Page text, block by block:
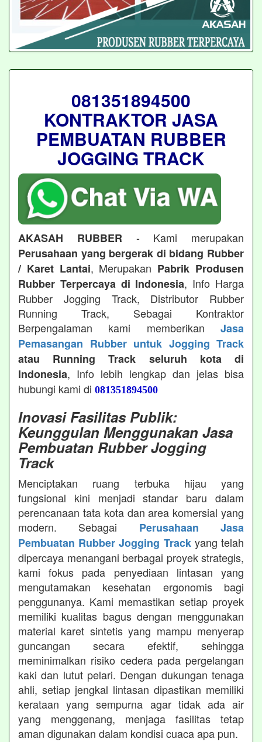
081351894500
KONTRAKTOR JASA
PEMBUATAN RUBBER
JOGGING TRACK
AKASAH RUBBER - Kami merupakan
Perusahaan yang bergerak di bidang Rubber
/ Karet Lantai, Merupakan Pabrik Produsen
Rubber Terpercaya di Indonesia, Info Harga
Rubber Jogging Track, Distributor Rubber
Running Track, Sebagai Kontraktor
Berpengalaman kami memberikan Jasa
Pemasangan Rubber untuk Jogging Track
atau Running Track seluruh kota di
Indonesia, Info lebih lengkap dan jelas bisa
hubungi kami di 081351894500
Inovasi Fasilitas Publik:
Keunggulan Menggunakan Jasa
Pembuatan Rubber Jogging
Track
Menciptakan ruang terbuka hijau yang
fungsional kini menjadi standar baru dalam
perencanaan tata kota dan area komersial yang
modern. Sebagai Perusahaan Jasa
Pembuatan Rubber Jogging Trackyang telah
dipercaya menangani berbagai proyek strategis,
kami fokus pada penyediaan lintasan yang
mengutamakan kesehatan ergonomis bagi
penggunanya. Kami memastikan setiap proyek
memiliki kualitas bagus dengan menggunakan
material karet sintetis yang mampu menyerap
guncangan secara efektif, sehingga
meminimalkan risiko cedera pada pergelangan
kaki dan lutut pelari. Dengan dukungan tenaga
ahli, setiap jengkal lintasan dipastikan memiliki
kerataan yang sempurna agar tidak ada air
yang menggenang, menjaga fasilitas tetap
aman digunakan dalam kondisi cuaca apa pun.